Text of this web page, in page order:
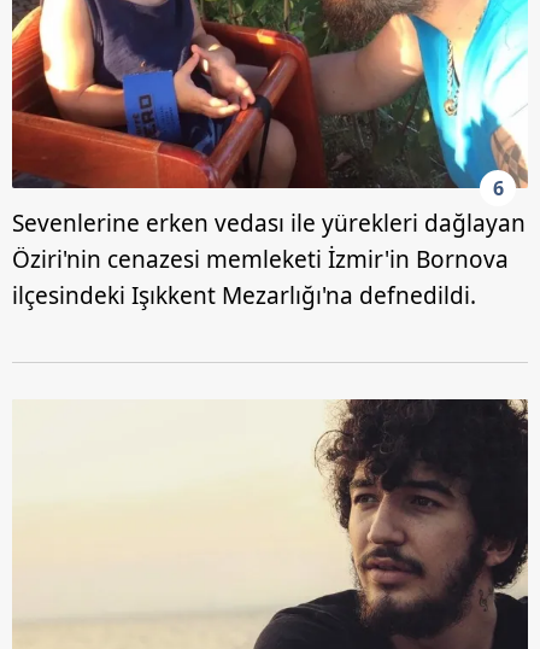
6
Sevenlerine erken vedası ile yürekleri dağlayan
Öziri'nin cenazesi memleketi İzmir'in Bornova
ilçesindeki Işıkkent Mezarlığı'na defnedildi.